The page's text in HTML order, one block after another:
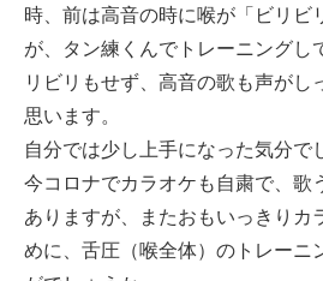
時、前は高音の時に喉が「ビリビ
が、タン練くんでトレーニングし
リビリもせず、高音の歌も声がし
思います。
自分では少し上手になった気分で
今コロナでカラオケも自粛で、歌
ありますが、またおもいっきりカ
めに、舌圧（喉全体）のトレーニ